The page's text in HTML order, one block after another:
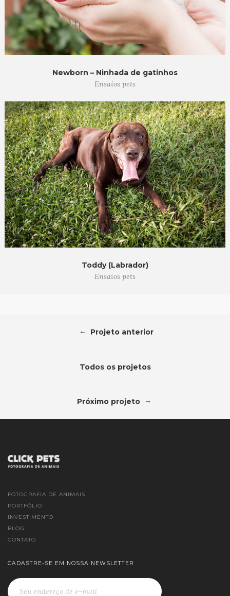
Newborn – Ninhada de gatinhos
Ensaios pets
Toddy (Labrador)
Ensaios pets
← Projeto anterior
Todos os projetos
Próximo projeto →
FOTOGRAFIA DE ANIMAIS
PORTFÓLIO
INVESTIMENTO
BLOG
CONTATO
CADASTRE-SE EM NOSSA NEWSLETTER